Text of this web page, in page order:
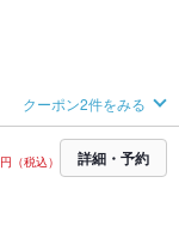
クーポン2件をみる
円（税込） 詳細・予約